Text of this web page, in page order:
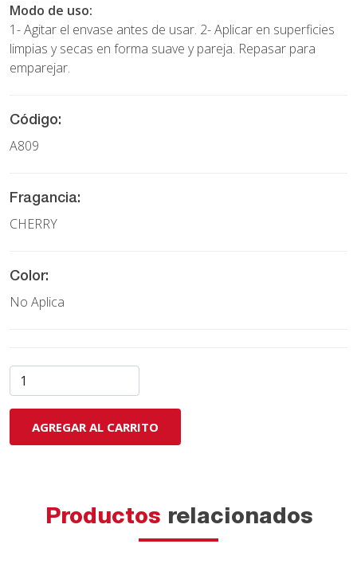
Modo de uso:
1- Agitar el envase antes de usar. 2- Aplicar en superficies
limpias y secas en forma suave y pareja. Repasar para
emparejar.
Código:
A809
Fragancia:
CHERRY
Color:
No Aplica
AGREGAR AL CARRITO
Productosrelacionados